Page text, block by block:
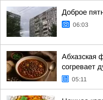
Доброе
06:03
Абхазская
согревает
05:11